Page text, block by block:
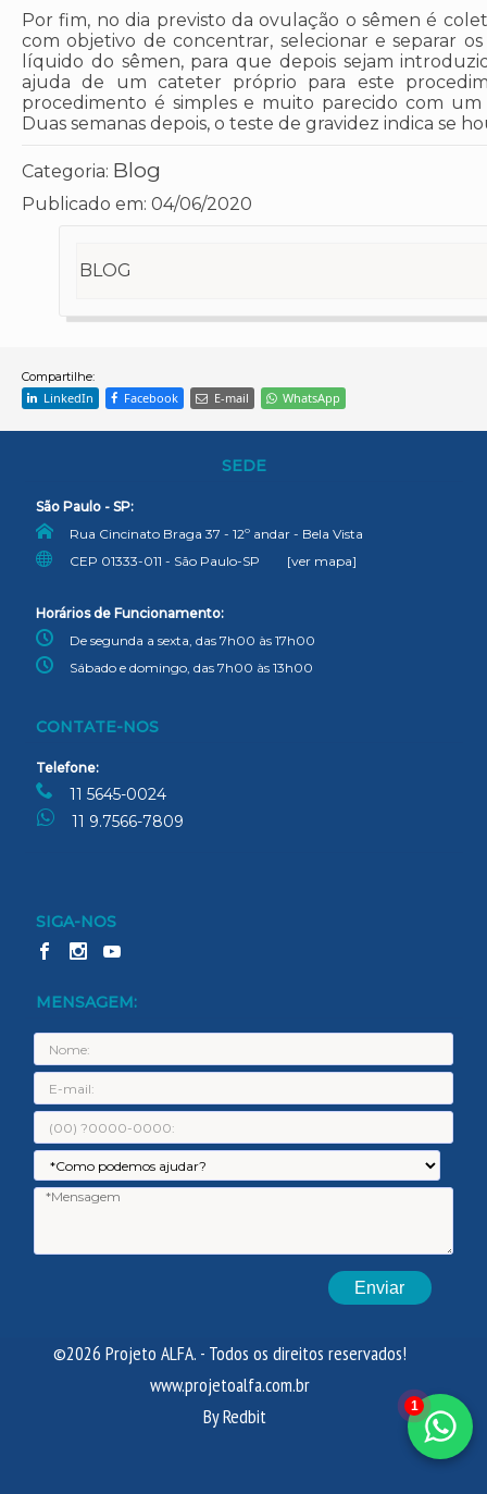
Por fim, no dia previsto da ovulação o sêmen é
com objetivo de concentrar, selecionar e separar
líquido do sêmen, para que depois sejam
ajuda de um cateter próprio para este
procedimento é simples e muito parecido com
Duas semanas depois, o teste de gravidez indica se
Categoria: Blog
Publicado em: 04/06/2020
BLOG
Compartilhe:
LinkedIn Facebook E-mail WhatsApp
SEDE
São Paulo - SP:
Rua Cincinato Braga 37 - 12º andar - Bela Vista
CEP 01333-011 - São Paulo-SP
[ver mapa]
Horários de Funcionamento:
De segunda a sexta, das 7h00 às 17h00
Sábado e domingo, das 7h00 às 13h00
CONTATE-NOS
Telefone:
11 5645-0024
11 9.7566-7809
SIGA-NOS
MENSAGEM:
Nome:
E-
mail:
Telefone:
Assunto:
©2026 Projeto ALFA. - Todos os direitos reservados!
www.projetoalfa.com.br
By Redbit
1